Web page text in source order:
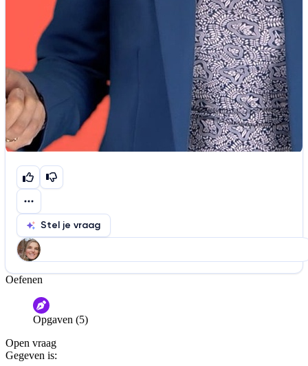
Stel je vraag
Help ons de video te verbeteren
De audio is slecht
Informatie is onjuist
De docent is te langdradig
Oefenen
Opgaven (5)
Open vraag
Gegeven is: